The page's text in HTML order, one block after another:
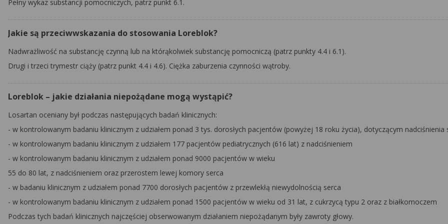
Pełny wykaz substancji pomocniczych, patrz punkt 6.1.
Jakie są przeciwwskazania do stosowania Loreblok?
Nadwrażliwość na substancję czynną lub na którąkolwiek substancję pomocniczą (patrz punkty 4.4 i 6.1).
Drugi i trzeci trymestr ciąży (patrz punkt 4.4 i 4.6). Ciężka zaburzenia czynności wątroby.
Loreblok – jakie działania niepożądane mogą wystąpić?
Losartan oceniany był podczas następujących badań klinicznych:
- w kontrolowanym badaniu klinicznym z udziałem ponad 3 tys. dorosłych pacjentów (powyżej 18 roku życia), dotyczącym nadciśnienia
- w kontrolowanym badaniu klinicznym z udziałem 177 pacjentów pediatrycznych (616 lat) z nadciśnieniem
- w kontrolowanym badaniu klinicznym z udziałem ponad 9000 pacjentów w wieku
55 do 80 lat, z nadciśnieniem oraz przerostem lewej komory serca
- w badaniu klinicznym z udziałem ponad 7700 dorosłych pacjentów z przewlekłą niewydolnością serca
- w kontrolowanym badaniu klinicznym z udziałem ponad 1500 pacjentów w wieku od 31 lat, z cukrzycą typu 2 oraz z białkomoczem
Podczas tych badań klinicznych najczęściej obserwowanym działaniem niepożądanym były zawroty głowy.